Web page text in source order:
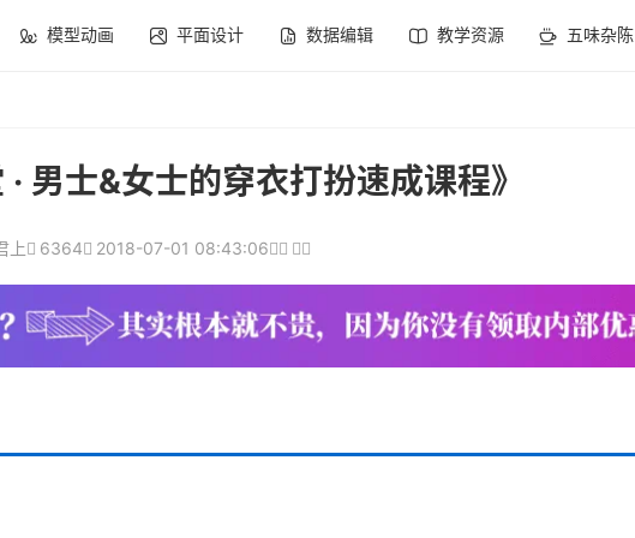
模型动画 平面设计 数据编辑 教学资源 五味杂陈
· 男士&女士的穿衣打扮速成课程》
上 6364 2018-07-01 08:43:06